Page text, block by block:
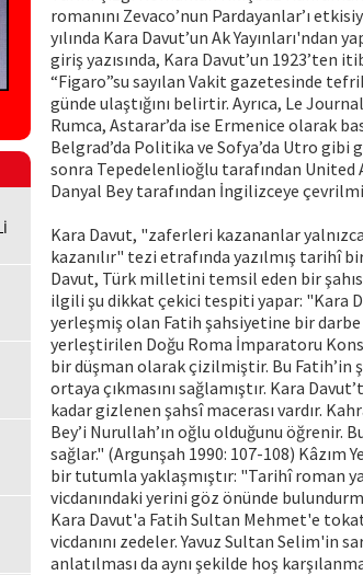
romanını Zevaco’nun Pardayanlar’ı
yılında Kara Davut’un Ak Yayınları'ndan
giriş yazısında, Kara Davut’un 1923’ten
“Figaro”su sayılan Vakit gazetesinde
günde ulaştığını belirtir. Ayrıca, Le
Rumca, Astarar’da ise Ermenice olarak
Belgrad’da Politika ve Sofya’da Utro gibi
sonra Tepedelenlioğlu tarafından United
Danyal Bey tarafından İngilizceye
Kara Davut, "zaferleri kazananlar
kazanılır" tezi etrafında yazılmış tarihî
Davut, Türk milletini temsil eden bir
ilgili şu dikkat çekici tespiti yapar: "Kara
yerleşmiş olan Fatih şahsiyetine bir darbe
yerleştirilen Doğu Roma İmparatoru
bir düşman olarak çizilmiştir. Bu Fatih’in
ortaya çıkmasını sağlamıştır. Kara
kadar gizlenen şahsî macerası vardır.
Bey’i Nurullah’ın oğlu olduğunu öğrenir.
sağlar." (Argunşah 1990: 107-108)
bir tutumla yaklaşmıştır: "Tarihî roman
vicdanındaki yerini göz önünde
Kara Davut'a Fatih Sultan Mehmet'e
vicdanını zedeler. Yavuz Sultan Selim'in
anlatılması da aynı şekilde hoş